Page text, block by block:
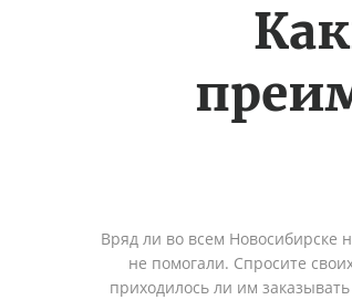
Вряд ли во всем Новосибирске
не помогали. Спросите
приходилось ли им